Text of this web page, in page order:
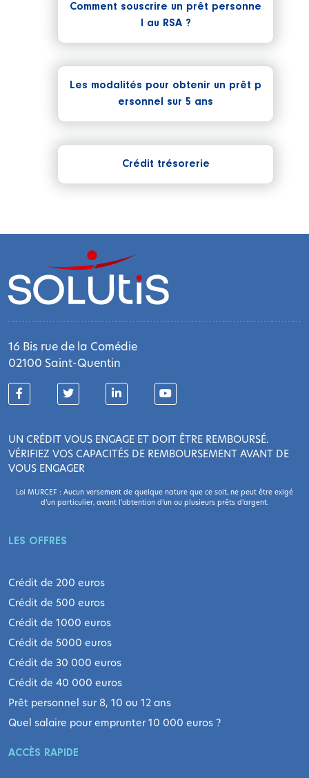
Comment souscrire un prêt personne
l au RSA ?
Les modalités pour obtenir un prêt p
ersonnel sur 5 ans
Crédit trésorerie
16 Bis rue de la Comédie
02100 Saint-Quentin
UN CRÉDIT VOUS ENGAGE ET DOIT ÊTRE REMBOURSÉ.
VÉRIFIEZ VOS CAPACITÉS DE REMBOURSEMENT AVANT DE
VOUS ENGAGER
Loi MURCEF : Aucun versement de quelque nature que ce soit, ne peut être exigé
d’un particulier, avant l’obtention d’un ou plusieurs prêts d’argent.
LES OFFRES
Crédit de 200 euros
Crédit de 500 euros
Crédit de 1000 euros
Crédit de 5000 euros
Crédit de 30 000 euros
Crédit de 40 000 euros
Prêt personnel sur 8, 10 ou 12 ans
Quel salaire pour emprunter 10 000 euros ?
ACCÈS RAPIDE